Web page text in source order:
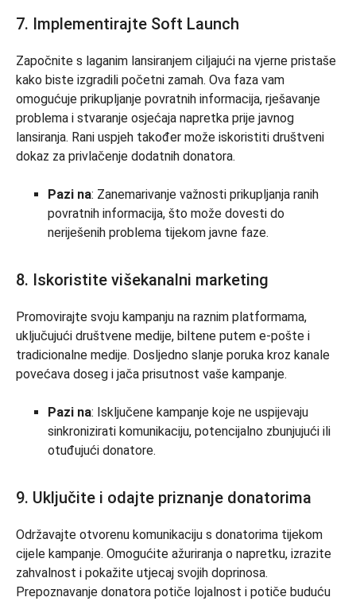
7. Implementirajte Soft Launch
Započnite s laganim lansiranjem ciljajući na vjerne pristaše
kako biste izgradili početni zamah. Ova faza vam
omogućuje prikupljanje povratnih informacija, rješavanje
problema i stvaranje osjećaja napretka prije javnog
lansiranja. Rani uspjeh također može iskoristiti društveni
dokaz za privlačenje dodatnih donatora.
Pazi na: Zanemarivanje važnosti prikupljanja ranih
povratnih informacija, što može dovesti do
neriješenih problema tijekom javne faze.
8. Iskoristite višekanalni marketing
Promovirajte svoju kampanju na raznim platformama,
uključujući društvene medije, biltene putem e-pošte i
tradicionalne medije. Dosljedno slanje poruka kroz kanale
povećava doseg i jača prisutnost vaše kampanje.
Pazi na: Isključene kampanje koje ne uspijevaju
sinkronizirati komunikaciju, potencijalno zbunjujući ili
otuđujući donatore.
9. Uključite i odajte priznanje donatorima
Održavajte otvorenu komunikaciju s donatorima tijekom
cijele kampanje. Omogućite ažuriranja o napretku, izrazite
zahvalnost i pokažite utjecaj svojih doprinosa.
Prepoznavanje donatora potiče lojalnost i potiče buduću